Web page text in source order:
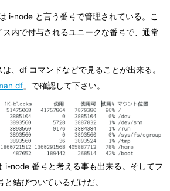
i-node と言う番号で管理されている。こ
内で付与されるユニークな番号で、通常
、df コマンドなどで見ることが出来る。
df」で確認して下さい。
i-node 番号と考える事も出来る。そしてフ
結びついているだけだ。